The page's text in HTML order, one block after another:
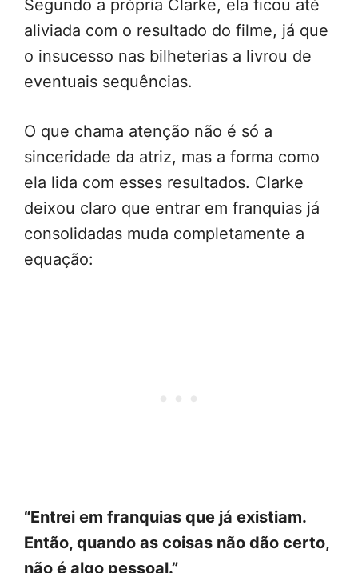
Segundo a própria Clarke, ela ficou até
aliviada com o resultado do filme, já que
o insucesso nas bilheterias a livrou de
eventuais sequências.
O que chama atenção não é só a
sinceridade da atriz, mas a forma como
ela lida com esses resultados. Clarke
deixou claro que entrar em franquias já
consolidadas muda completamente a
equação:
“Entrei em franquias que já existiam.
Então, quando as coisas não dão certo,
não é algo pessoal.”